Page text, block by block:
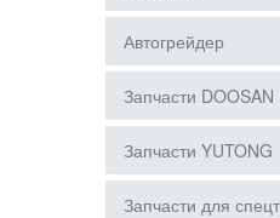
Автогрейдер
Запчасти DOOSAN
Запчасти YUTONG
Запчасти для